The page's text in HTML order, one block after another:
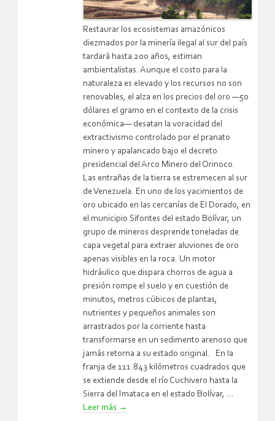
Restaurar los ecosistemas amazónicos
diezmados por la minería ilegal al sur del país
tardará hasta 200 años, estiman
ambientalistas. Aunque el costo para la
naturaleza es elevado y los recursos no son
renovables, el alza en los precios del oro —50
dólares el gramo en el contexto de la crisis
económica— desatan la voracidad del
extractivismo controlado por el pranato
minero y apalancado bajo el decreto
presidencial del Arco Minero del Orinoco.
Las entrañas de la tierra se estremecen al sur
de Venezuela. En uno de los yacimientos de
oro ubicado en las cercanías de El Dorado, en
el municipio Sifontes del estado Bolívar, un
grupo de mineros desprende toneladas de
capa vegetal para extraer aluviones de oro
apenas visibles en la roca. Un motor
hidráulico que dispara chorros de agua a
presión rompe el suelo y en cuestión de
minutos, metros cúbicos de plantas,
nutrientes y pequeños animales son
arrastrados por la corriente hasta
transformarse en un sedimento arenoso que
jamás retorna a su estado original. En la
franja de 111.843 kilómetros cuadrados que
se extiende desde el río Cuchivero hasta la
Sierra del Imataca en el estado Bolívar, ...
Leer más →